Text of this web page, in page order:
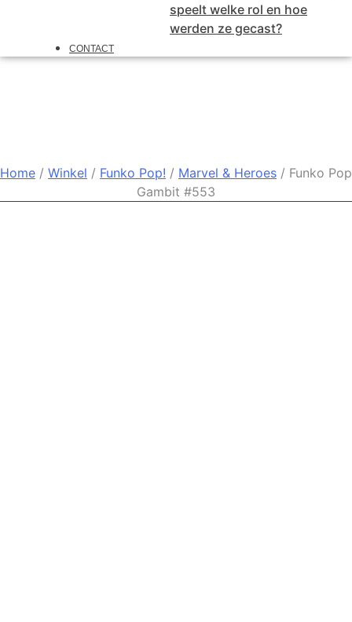
speelt welke rol en hoe
werden ze gecast?
CONTACT
Home / Winkel / Funko Pop! / Marvel & Heroes / Funko Pop
Gambit #553